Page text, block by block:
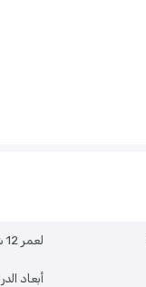
لعمر 12 شهر - 5 سنوات